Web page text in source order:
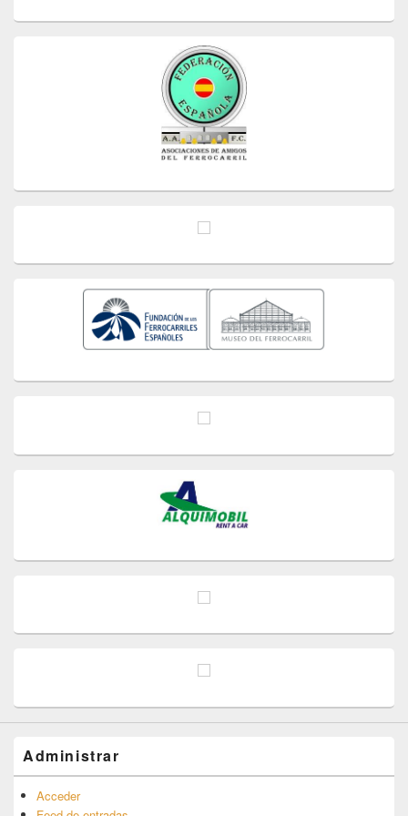
Administrar
Acceder